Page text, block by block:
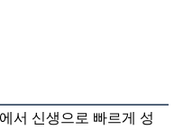
서 신생으로 빠르게 성